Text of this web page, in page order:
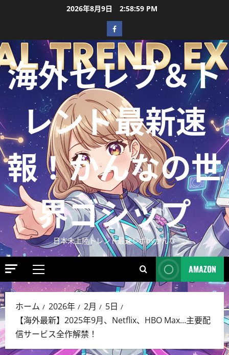
2026年8月9日 2:59:01 PM
海外セレブ＆ト
レンド最新速
報！かんなの世
界ゴシップ
日本未上陸トレンド最速レポbyかんな
AMAZON
ホーム 2026年 2月
5日
【海外最新】2025年9月、Netflix、HBO Max…主要配
信サービス全作解禁！